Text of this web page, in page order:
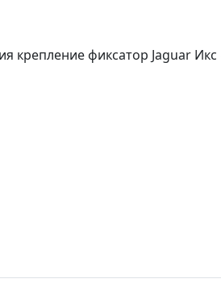
крепление фиксатор Jaguar